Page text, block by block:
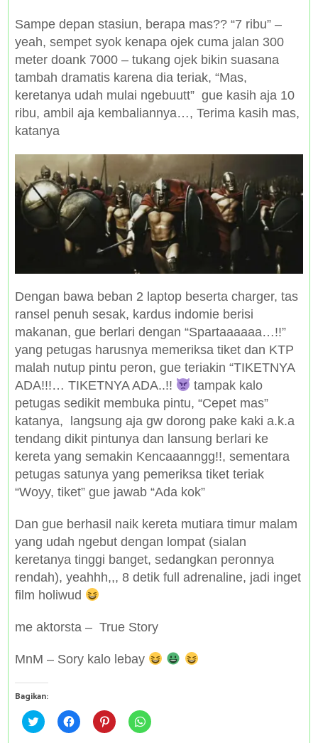
Sampe depan stasiun, berapa mas?? “7 ribu” –
yeah, sempet syok kenapa ojek cuma jalan 300
meter doank 7000 – tukang ojek bikin suasana
tambah dramatis karena dia teriak, “Mas,
keretanya udah mulai ngebuutt” gue kasih aja 10
ribu, ambil aja kembaliannya…, Terima kasih mas,
katanya
Dengan bawa beban 2 laptop beserta charger, tas
ransel penuh sesak, kardus indomie berisi
makanan, gue berlari dengan “Spartaaaaaa…!!”
yang petugas harusnya memeriksa tiket dan KTP
malah nutup pintu peron, gue teriakin “TIKETNYA
ADA!!!… TIKETNYA ADA..!!
tampak kalo
petugas sedikit membuka pintu, “Cepet mas”
katanya, langsung aja gw dorong pake kaki a.k.a
tendang dikit pintunya dan lansung berlari ke
kereta yang semakin Kencaaanngg!!, sementara
petugas satunya yang pemeriksa tiket teriak
“Woyy, tiket” gue jawab “Ada kok”
Dan gue berhasil naik kereta mutiara timur malam
yang udah ngebut dengan lompat (sialan
keretanya tinggi banget, sedangkan peronnya
rendah), yeahhh,,, 8 detik full adrenaline, jadi inget
film holiwud
me aktorsta – True Story
MnM – Sory kalo lebay
Bagikan:
C
l
C
l
C
l
C
l